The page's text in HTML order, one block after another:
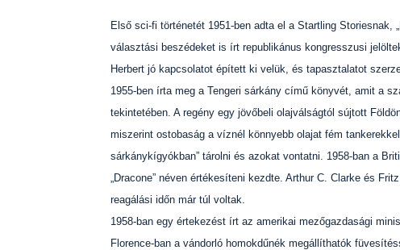
Első sci-fi történetét 1951-ben adta el a Startling Storiesnak,
választási beszédeket is írt republikánus kongresszusi
Herbert jó kapcsolatot épített ki velük, és tapasztalatot
1955-ben írta meg a Tengeri sárkány című könyvét, amit a
tekintetében. A regény egy jövőbeli olajválságtól sújtott
miszerint ostobaság a víznél könnyebb olajat fém
sárkánykígyókban” tárolni és azokat vontatni. 1958-ban a
„Dracone” néven értékesíteni kezdte. Arthur C. Clarke és
reagálási időn már túl voltak.
1958-ban egy értekezést írt az amerikai mezőgazdasági
Florence-ban a vándorló homokdűnék megállíthatók